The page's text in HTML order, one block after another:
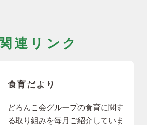
関連リンク
食育だより
どろんこ会グループの食育に関す
る取り組みを毎月ご紹介していま